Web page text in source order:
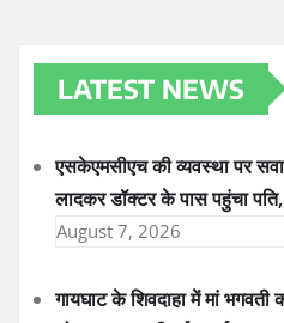
LATEST NEWS
एसकेएमसीएच की व्यवस्था पर
लादकर डॉक्टर के पास पहुंचा
August 7, 2026
गायघाट के शिवदाहा में मां भगवती